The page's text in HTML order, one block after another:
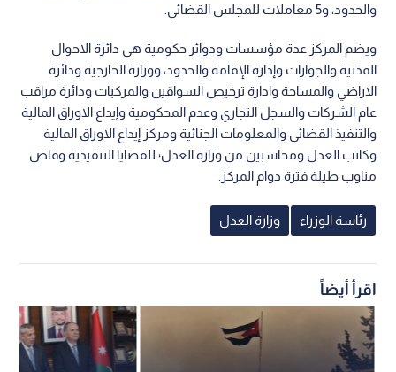
والحدود، و5 معاملات للمجلس القضائي.
ويضم المركز عدة مؤسسات ودوائر حكومية هي دائرة الاحوال
المدنية والجوازات وإدارة الإقامة والحدود، ووزارة الخارجية ودائرة
الاراضي والمساحة وادارة ترخيص السواقين والمركبات ودائرة مراقب
عام الشركات والسجل التجاري وعدم المحكومية وإيداع الاوراق المالية
والتنفيذ القضائي والمعلومات الجنائية ومركز إيداع الاوراق المالية
وكاتب العدل ومحاسبين من وزارة العدل؛ للقضايا التنفيذية وقاض
مناوب طيلة فترة دوام المركز.
رئاسة الوزراء وزارة العدل
اقرأ أيضاً